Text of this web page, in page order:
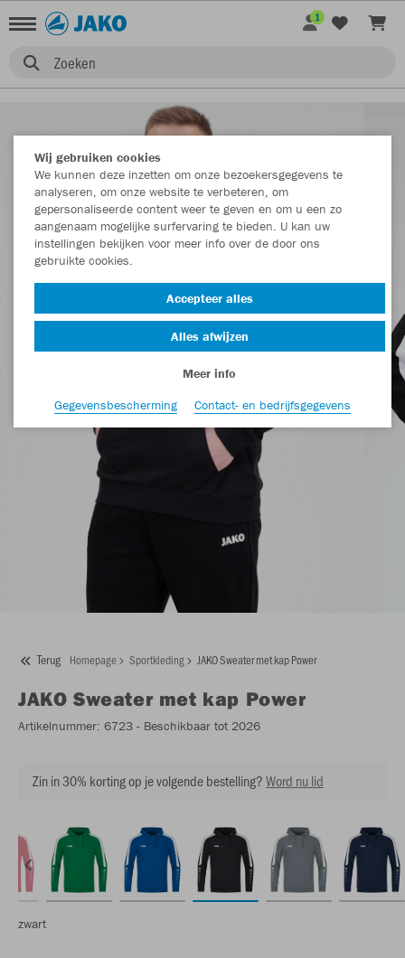
Zoeken
1
Terug Homepage Sportkleding JAKO Sweater met kap Power
JAKO Sweater met kap Power
Artikelnummer: 6723 - Beschikbaar tot 2026
Zin in 30% korting op je volgende bestelling?Word nu lid
zwart
Wij gebruiken cookies
We kunnen deze inzetten om onze bezoekersgegevens te
analyseren, om onze website te verbeteren, om
gepersonaliseerde content weer te geven en om u een zo
aangenaam mogelijke surfervaring te bieden. U kan uw
instellingen bekijken voor meer info over de door ons
gebruikte cookies.
Accepteer alles
Alles afwijzen
Meer info
Gegevensbescherming
Contact- en bedrijfsgegevens